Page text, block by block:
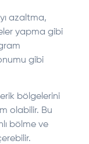
azaltma,
yapma gibi
gibi
bölgelerini
olabilir. Bu
bölme ve